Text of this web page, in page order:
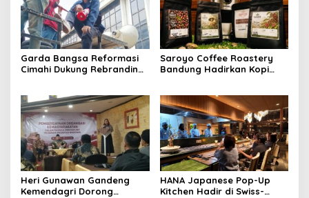
Garda Bangsa Reformasi
Cimahi Dukung Rebranding
Pelayanan
Saroyo Coffee Roastery
Bandung Hadirkan Kopi
Heri Gunawan Gandeng
Kemendagri Dorong
HANA Japanese Pop-Up
Kitchen Hadir di Swiss-